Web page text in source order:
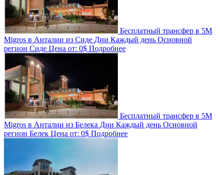
Бесплатный трансфер в 5M
Migros в Анталии из Сиде Дни Каждый день Основной
регион Сиде Цена от: 0$ Подробнее
Бесплатный трансфер в 5M
Migros в Анталии из Белека Дни Каждый день Основной
регион Белек Цена от: 0$ Подробнее